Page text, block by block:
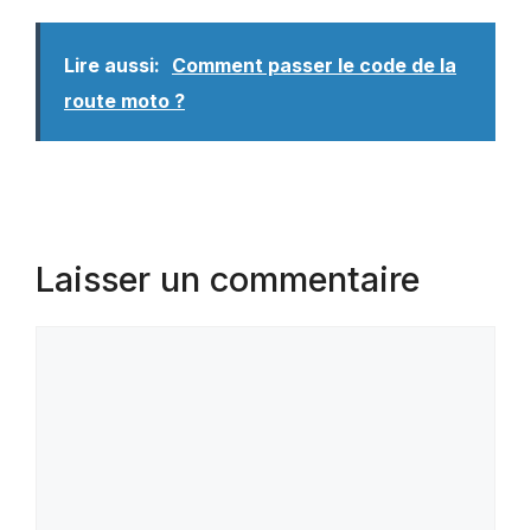
Lire aussi: Comment passer le code de la
route moto ?
Laisser un commentaire